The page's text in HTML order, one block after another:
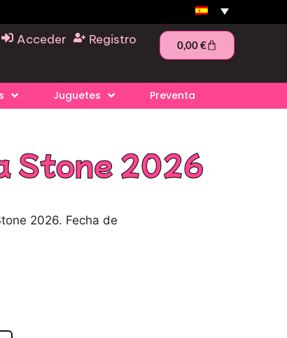
Acceder Registro 0,00€
Juguetes Preventa
Stone 2026
2026. Fecha de